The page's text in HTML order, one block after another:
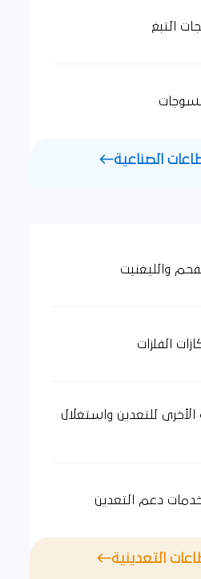
التبغ
الصناعية
والليغنيت
الفلزات
الأخرى للتعدين واستغلال
دعم التعدين
التعدينية